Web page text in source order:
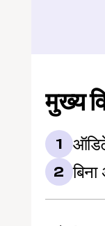
मुख्य
1
2